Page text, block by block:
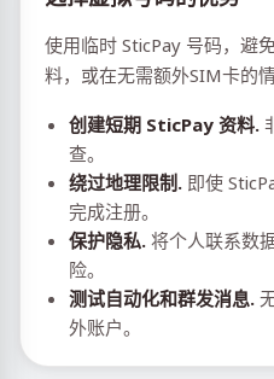
使用临时 SticPay 号码，避
料，或在无需额外SIM卡的
创建短期 SticPay 资料.
查。
绕过地理限制. 即使
完成注册。
保护隐私. 将个人联系数
险。
测试自动化和群发消息.
外账户。